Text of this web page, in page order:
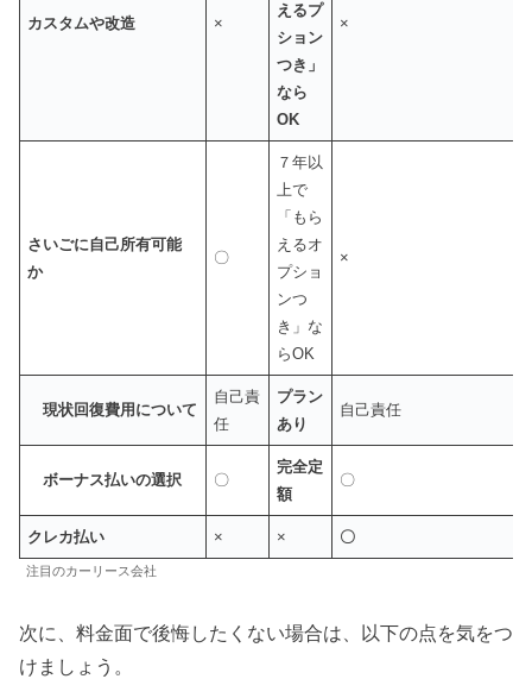
カスタムや改造 ×
えるプ
ション
つき」
なら
OK
×
さいごに自己所有可能
か
〇
７年以
上で
「もら
えるオ
プショ
ンつ
き」な
らOK
×
現状回復費用について
自己責
任
プラン
あり
自己責任
ボーナス払いの選択 〇
完全定
額
〇
クレカ払い × × 〇
注目のカーリース会社
次に、料金面で後悔したくない場合は、以下の点を気をつ
けましょう。